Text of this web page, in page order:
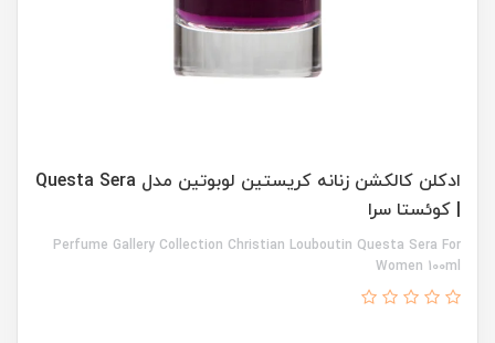
ادکلن کالکشن زنانه کریستین لوبوتین مدل Questa Sera
| کوئستا سرا
Perfume Gallery Collection Christian Louboutin Questa Sera For
Women 100ml